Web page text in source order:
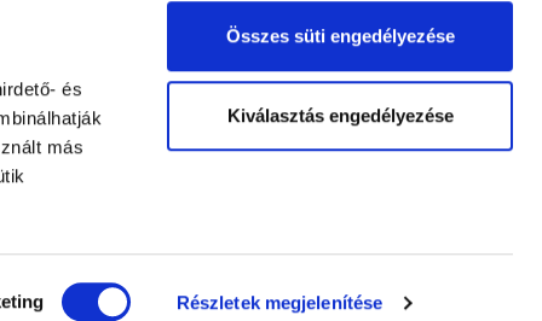
és
más
Részletek megjelenítése
Összes süti engedélyezése
Kiválasztás engedélyezése